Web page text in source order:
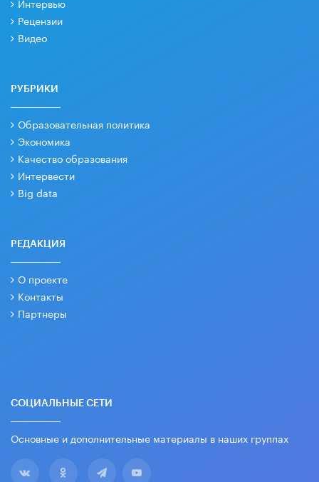
Рецензии
Видео
РУБРИКИ
Образовательная политика
Экономика
Качество образования
Интервести
Big data
РЕДАКЦИЯ
О проекте
Контакты
Партнеры
СОЦИАЛЬНЫЕ СЕТИ
Основные и дополнительные материалы в наших группах